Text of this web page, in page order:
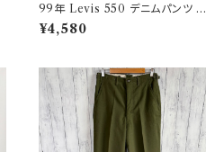
99年 Levis 550 デニムパンツ ワ
イドデニム リーバイス ヴィンテー
ジ 21
¥4,580